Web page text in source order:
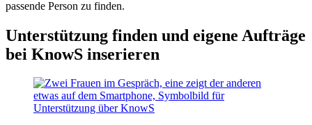
passende Person zu finden.
Unterstützung finden und eigene Aufträge
bei KnowS inserieren